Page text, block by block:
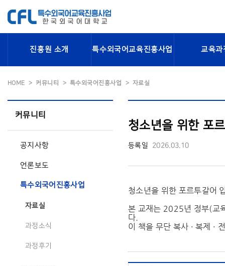
진흥원 소개 특수외국어교육진흥사업 교육과
HOME 커뮤니티 특수외국어진흥사업 자료실
커뮤니티
공지사항
언론보도
특수외국어진흥사업
자료실
과정소식
과정후기
청소년을 위한 포
등록일 2026.03.10
청소년을 위한 포르투갈어
본 교재는 2025년 정부(교
다.
이 책을 무단 복사 · 복제 ·